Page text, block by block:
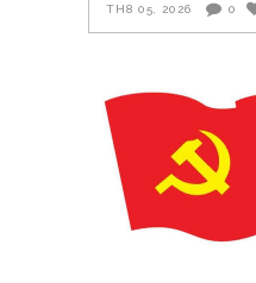
TH8 05, 2026 0